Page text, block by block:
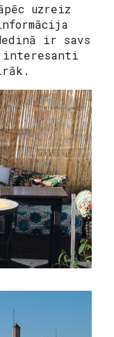
uzreiz
ir savs
interesanti